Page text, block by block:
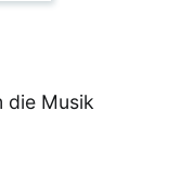
die Musik